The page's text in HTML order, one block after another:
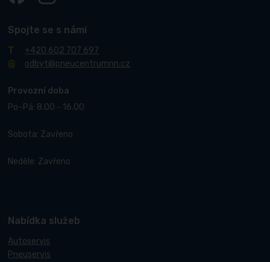
Spojte se s námi
+420 602 707 697
odbyt@pneucentrumnn.cz
Provozní doba
Po–Pá: 8.00 - 16.00
Sobota: Zavřeno
Neděle: Zavřeno
Nabídka služeb
Autoservis
Pneuservis